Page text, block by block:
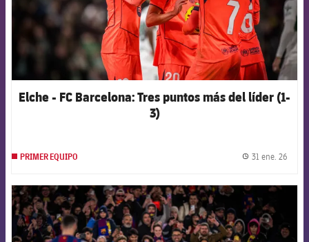
Elche - FC Barcelona: Tres puntos más del líder (1-
3)
PRIMER EQUIPO 31 ene. 26
FCB Barcelona badge